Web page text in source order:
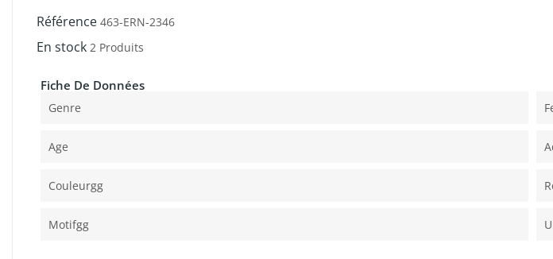
Référence 463-ERN-2346
En stock 2 Produits
Fiche De Données
Genre
Age
Couleurgg
Motifgg